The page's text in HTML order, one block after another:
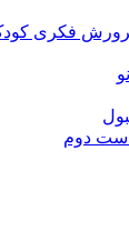
فکری
دوم